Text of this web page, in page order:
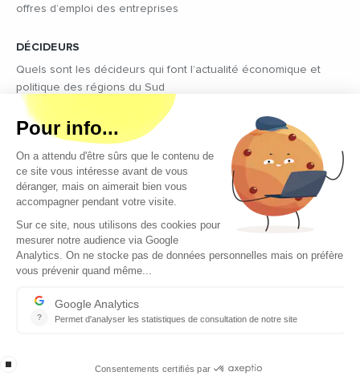
offres d’emploi des entreprises
DÉCIDEURS
Quels sont les décideurs qui font l’actualité économique et
politique des régions du Sud
Copyright © 2026 - Tous droits réservés
Qui sommes-nous ?
Contact
Conditions générales d’utilisation